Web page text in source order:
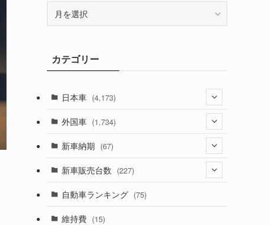
ブカテゴリー
日本車 (4,173)
(1,321)
(329)
(526)
(357)
外国車 (1,734)
(188)
(242)
新車納期 (67)
(28)
(8)
新車販売台数 (227)
(21)
自動車ランキング (75)
維持費 (15)